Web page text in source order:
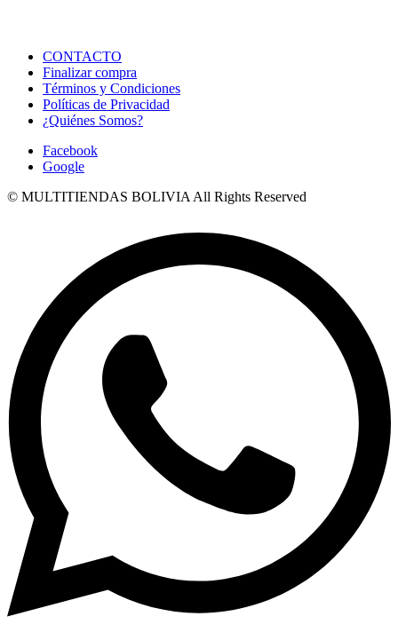
CONTACTO
Finalizar compra
Términos y Condiciones
Políticas de Privacidad
¿Quiénes Somos?
Facebook
Google
© MULTITIENDAS BOLIVIA All Rights Reserved